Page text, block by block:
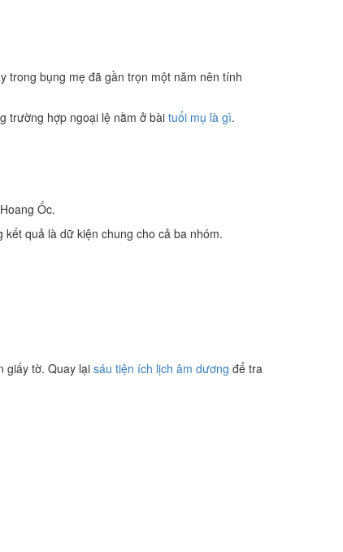
trong bụng mẹ đã gần trọn một năm nên tính
trường hợp ngoại lệ nằm ở bài tuổi mụ là gì.
Ốc.
quả là dữ kiện chung cho cả ba nhóm.
giấy tờ. Quay lại sáu tiện ích lịch âm dương để tra